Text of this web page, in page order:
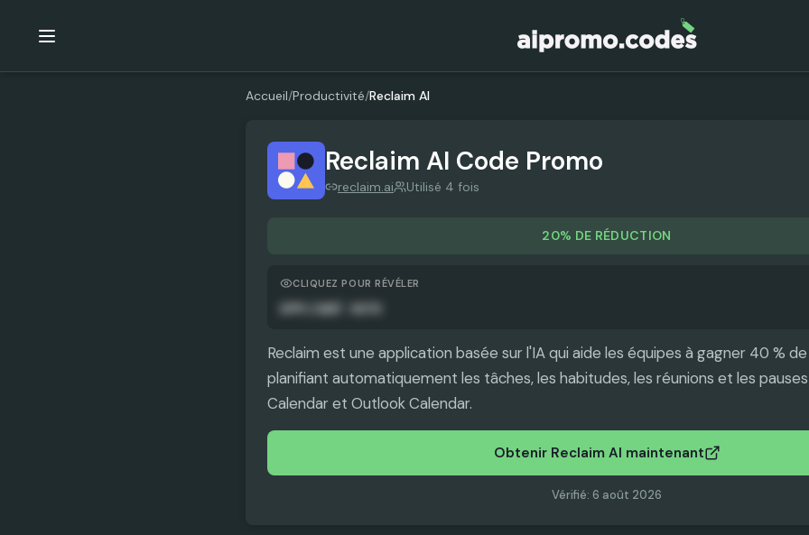
Accueil/Productivité/Reclaim AI
Reclaim AI Code Promo
reclaim.ai Utilisé 4 fois
20% DE RÉDUCTION
CLIQUEZ POUR RÉVÉLER
Reclaim est une application basée sur l'IA qui aide les équipes à gagner 40 %
planifiant automatiquement les tâches, les habitudes, les réunions et les
Calendar et Outlook Calendar.
Obtenir Reclaim AI maintenant
Vérifié: 6 août 2026